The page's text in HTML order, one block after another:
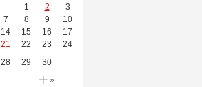
十 »
1 2
3
7 8 9
10
14 15 16
17
21 22 23
24
28 29 30